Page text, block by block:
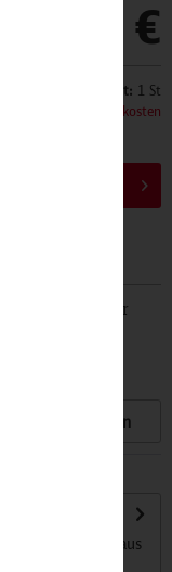
89,90 €
Inhalt: 1 St
zzgl. Versandkosten
Sie stets über
Speichern
für 10 Dosen aus